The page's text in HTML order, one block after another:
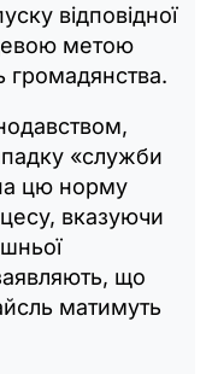
відповідної
метою
громадянства.
«служби
цю норму
вказуючи
що
матимуть